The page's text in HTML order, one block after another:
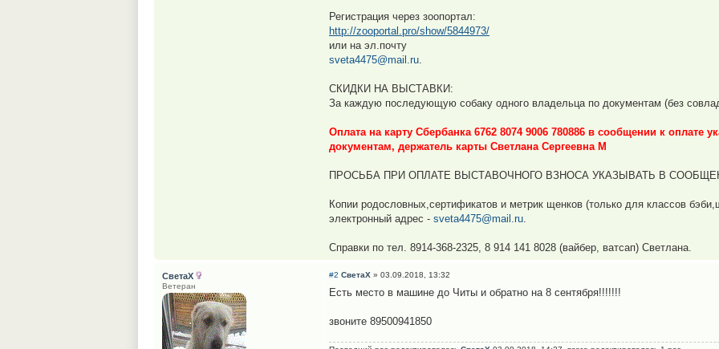
Регистрация через зоопортал:
http://zooportal.pro/show/5844973/
или на эл.почту
sveta4475@mail.ru.
СКИДКИ НА ВЫСТАВКИ:
За каждую последующую собаку одного владельца по документам (без
Оплата на карту Сбербанка 6762 8074 9006 780886 в сообщении к оплате
документам, держатель карты Светлана Сергеевна М
ПРОСЬБА ПРИ ОПЛАТЕ ВЫСТАВОЧНОГО ВЗНОСА УКАЗЫВАТЬ В
Копии родословных,сертификатов и метрик щенков (только для классов
электронный адрес - sveta4475@mail.ru.
Справки по тел. 8914-368-2325, 8 914 141 8028 (вайбер, ватсап) Светлана.
#2 СветаХ » 03.09.2018, 13:32
Есть место в машине до Читы и обратно на 8 сентября!!!!!!!
звоните 89500941850
СветаХ
Ветеран